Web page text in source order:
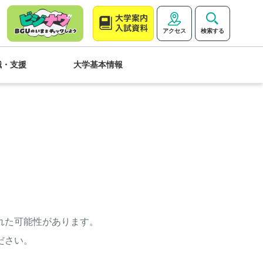
アクセス 検索する
・支援 大学基本情報
可能性があります。
い。